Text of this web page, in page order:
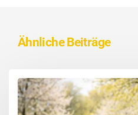
Ähnliche Beiträge